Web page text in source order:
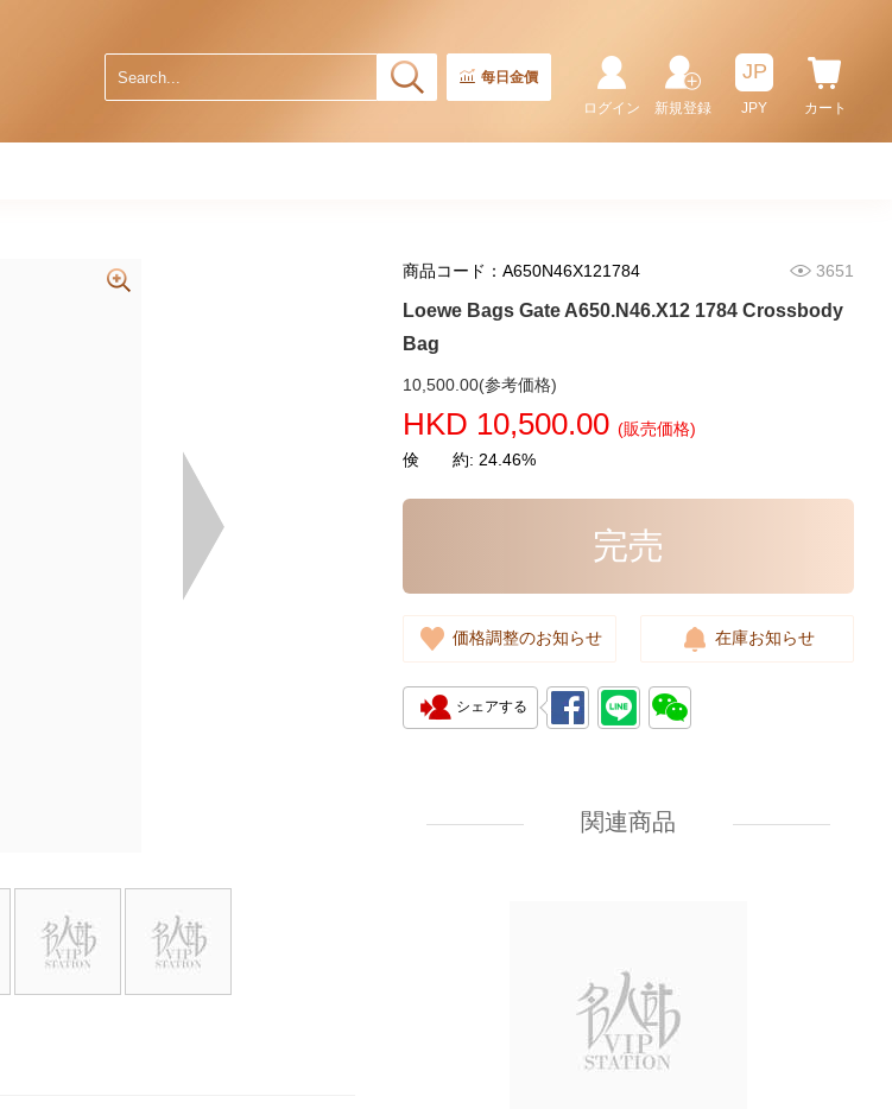
每日金價
カート
JP
JPY
新規登録
ログイン
商品コード：A650N46X121784 3651
Loewe Bags Gate A650.N46.X12 1784 Crossbody
Bag
10,500.00(参考価格)
HKD 10,500.00 (販売価格)
倹 約: 24.46%
完売
価格調整のお知らせ 在庫お知らせ
シェアする
関連商品
A685.B59.X03.2123 Shoulder
Bag/Crossbody Bag /Handbag
7,980.00
19,800.00